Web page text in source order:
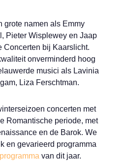
grote namen als Emmy
Pieter Wisplewey en Jaap
Concerten bij Kaarslicht.
onverminderd hoog
musici als Lavinia
Liza Ferschtman.
concerten met
Romantische periode, met
en de Barok. We
en gevarieerd programma
programma van dit jaar.